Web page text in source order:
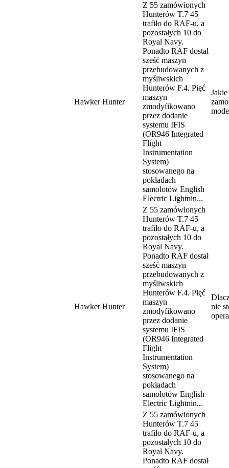
Hawker Hunter
Z 55 zamówionych
Hunterów T.7 45
trafiło do RAF-u, a
pozostałych 10 do
Royal Navy.
Ponadto RAF dostał
sześć maszyn
przebudowanych z
myśliwskich
Hunterów F.4. Pięć
maszyn
zmodyfikowano
przez dodanie
systemu IFIS
(OR946 Integrated
Flight
Instrumentation
System)
stosowanego na
pokładach
samolotów English
Electric Lightnin...
Hawker Hunter
Z 55 zamówionych
Hunterów T.7 45
trafiło do RAF-u, a
pozostałych 10 do
Royal Navy.
Ponadto RAF dostał
sześć maszyn
przebudowanych z
myśliwskich
Hunterów F.4. Pięć
maszyn
zmodyfikowano
przez dodanie
systemu IFIS
(OR946 Integrated
Flight
Instrumentation
System)
stosowanego na
pokładach
samolotów English
Electric Lightnin...
nie
Z 55 zamówionych
Hunterów T.7 45
trafiło do RAF-u, a
pozostałych 10 do
Royal Navy.
Ponadto RAF dostał